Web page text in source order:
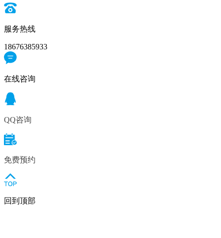
服务热线
18676385933
在线咨询
QQ咨询
免费预约
回到顶部